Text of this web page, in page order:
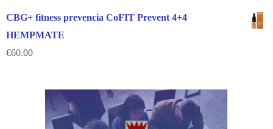
CBG+ fitness prevencia CoFIT Prevent 4+4
HEMPMATE
€60.00